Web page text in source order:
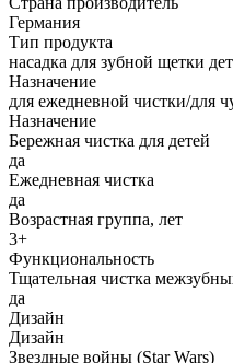
Германия
Тип продукта
насадка для зубной щетки
Назначение
для ежедневной чистки/для
Назначение
Бережная чистка для детей
да
Ежедневная чистка
да
Возрастная группа, лет
3+
Функциональность
Тщательная чистка
да
Дизайн
Дизайн
Звездные войны (Star Wars)